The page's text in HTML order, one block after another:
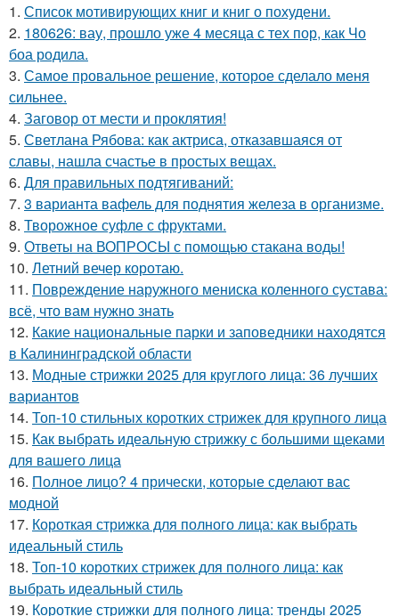
1. Список мотивирующих книг и книг о похудени.
2. 180626: вау, прошло уже 4 месяца с тех пор, как Чо
боа родила.
3. Самое провальное решение, которое сделало меня
сильнее.
4. Заговор от мести и проклятия!
5. Светлана Рябова: как актриса, отказавшаяся от
славы, нашла счастье в простых вещах.
6. Для правильных подтягиваний:
7. 3 варианта вафель для поднятия железа в организме.
8. Творожное суфле с фруктами.
9. Ответы на ВОПРОСЫ с помощью стакана воды!
10. Летний вечер коротаю.
11. Повреждение наружного мениска коленного сустава:
всё, что вам нужно знать
12. Какие национальные парки и заповедники находятся
в Калининградской области
13. Модные стрижки 2025 для круглого лица: 36 лучших
вариантов
14. Топ-10 стильных коротких стрижек для крупного лица
15. Как выбрать идеальную стрижку с большими щеками
для вашего лица
16. Полное лицо? 4 прически, которые сделают вас
модной
17. Короткая стрижка для полного лица: как выбрать
идеальный стиль
18. Топ-10 коротких стрижек для полного лица: как
выбрать идеальный стиль
19. Короткие стрижки для полного лица: тренды 2025